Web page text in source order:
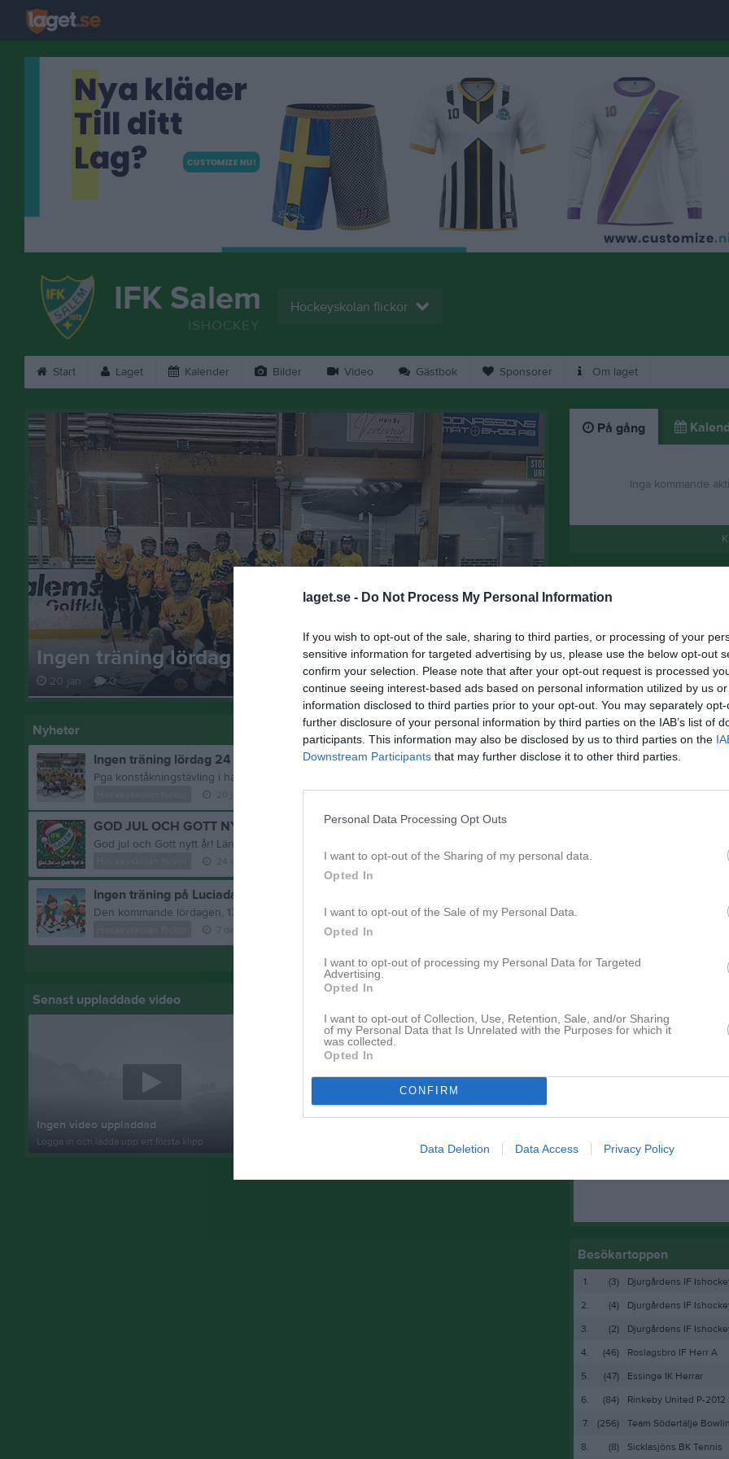
laget.se - Do Not Process My Personal Information
If you wish to opt-out of the sale, sharing to third parties, or processing of your
sensitive information for targeted advertising by us, please use the below opt-out
confirm your selection. Please note that after your opt-out request is processed
continue seeing interest-based ads based on personal information utilized by us
information disclosed to third parties prior to your opt-out. You may separately
further disclosure of your personal information by third parties on the IAB’s list of
participants. This information may also be disclosed by us to third parties on the
Downstream Participants that may further disclose it to other third parties.
Personal Data Processing Opt Outs
I want to opt-out of the Sharing of my personal data.
Opted In
I want to opt-out of the Sale of my Personal Data.
Opted In
I want to opt-out of processing my Personal Data for Targeted
Advertising.
Opted In
I want to opt-out of Collection, Use, Retention, Sale, and/or Sharing
of my Personal Data that Is Unrelated with the Purposes for which it
was collected.
Opted In
CONFIRM
Data Deletion Data Access Privacy Policy
IFK Salem
ISHOCKEY
Hockeyskolan flickor
Start Laget Kalender Bilder Video Gästbok Sponsorer Om laget
GOD JUL OCH GOTT NYTT ÅR!
24 dec 2025 0 7 dec 2025 0
Nyheter Lagnyheter
Ingen träning lördag 24 januari!
kommentarer
GOD JUL OCH GOTT NYTT ÅR!
https://
kommentarer
Ingen träning på Luciadagen och julavslutning runt hörnet!
Den kommande lördagen, 13 dec är vår träning inställd i förmån att det arrangeras Luciaskoj (matchspel) i hallen för alla spelare födda 2018! Den 20 dec kör vi julavslutning direkt efter att vår träning är slut inne i konferensrummet. Separat kallelse kommer! Men först och främst ses vi på tisdag! /Tränarna
kommentarer
Senast uppladdade video
Ingen video uppladdad
Logga in och ladda upp ert första klipp
Senast uppdaterade album
På gång
Inga kommande
1 jul
Sommarhälsning från
Besökartoppen
1. (3)
Djurgårdens IF
2.
(4)
Djurgårdens IF
3.
(2)
Djurgårdens IF
4.
(46)
Roslagsbro IF Herr A
5.
(47)
Essinge IK Herrar
6.
(84)
Rinkeby United P-2012
7.
(256)
Team Södertälje
8.
(8) Sicklasjöns BK Tennis